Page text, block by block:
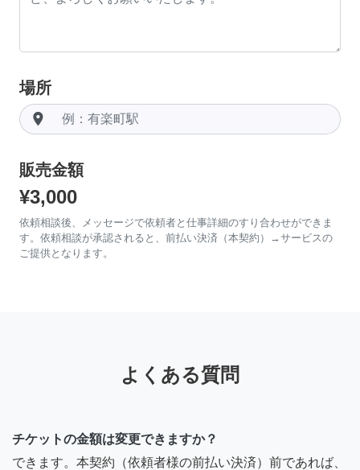
場所
room
販売金額
¥3,000
依頼相談後、メッセージで依頼者と仕事詳細のすり合わせができま
す。依頼相談が承認されると、前払い決済（本契約）→サービスの
ご提供となります。
よくある質問
チケットの金額は変更できますか？
できます。本契約（依頼者様の前払い決済）前であれば、